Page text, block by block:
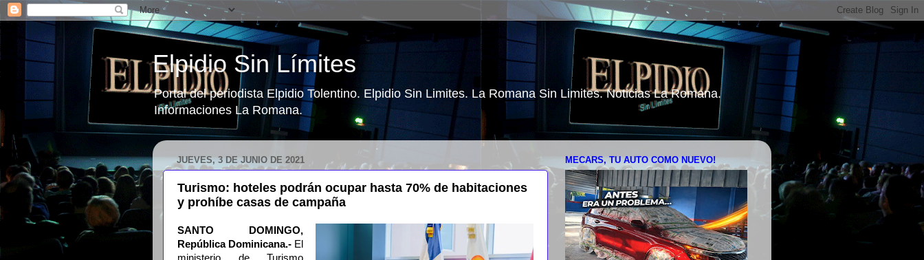
Elpidio Sin Límites
Portal del periodista Elpidio Tolentino. Elpidio Sin Limites. La Romana Sin Limites. Noticias La Romana.
Informaciones La Romana.
JUEVES, 3 DE JUNIO DE 2021
Turismo: hoteles podrán ocupar hasta 70% de habitaciones
y prohíbe casas de campaña
SANTO DOMINGO,
República Dominicana.- El
MECARS, TU AUTO COMO NUEVO!